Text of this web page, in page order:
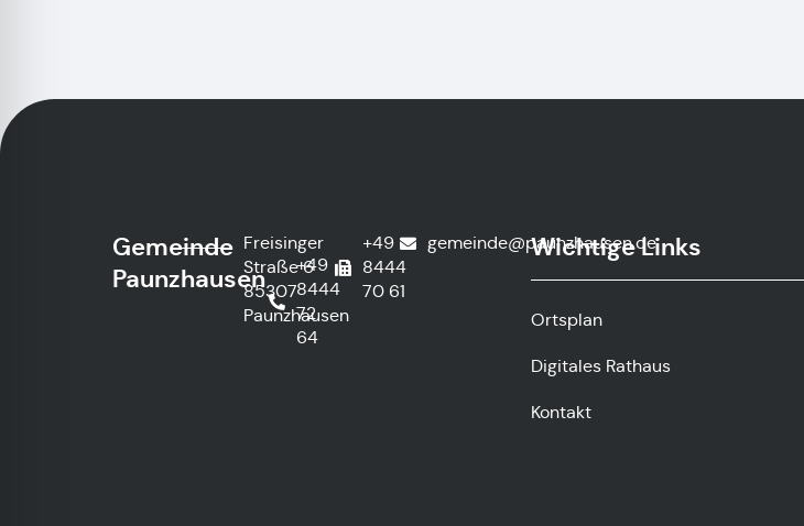
Gemeinde
Paunzhausen
Freisinger
Straße 6
85307
Paunzhausen
+49
8444
72
64
+49
8444
70 61
gemeinde@paunzhausen.de
Wichtige Links
Ortsplan
Digitales Rathaus
Kontakt